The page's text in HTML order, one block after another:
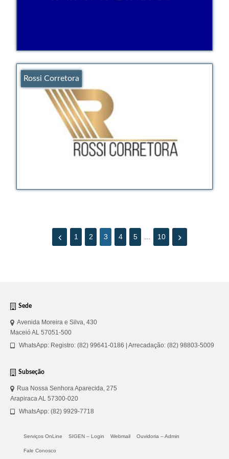
Rossi Corretora
1 2 3 4 5 ... 10
Sede
Avenida Moreira e Silva, 430
Maceió AL 57051-500
WhatsApp: Registro: (82) 99641-0186 | Arrecadação: (82) 98803-5009
Subseção
Rua Nossa Senhora Aparecida, 275
Arapiraca AL 57300-020
WhatsApp: (82) 9929-7718
Serviços OnLine SIGEN – Login Webmail Ouvidoria – Admin
Fale Conosco